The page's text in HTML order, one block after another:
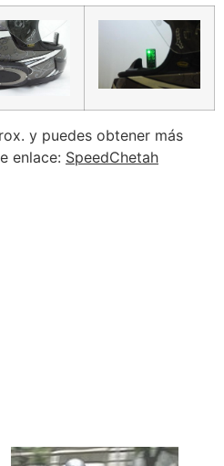
y puedes obtener más
enlace: SpeedChetah